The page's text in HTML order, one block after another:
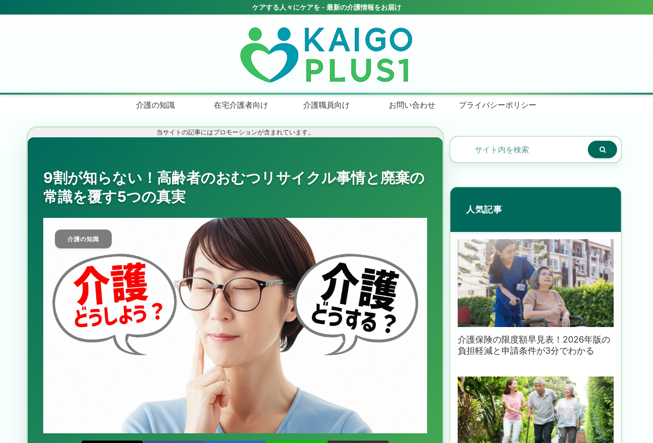
介護の知識 在宅介護者向け 介護職員向け お問い合わせ プライバシーポリシー
当サイトの記事にはプロモーションが含まれています。
9割が知らない！高齢者のおむつリサイクル事情と廃棄の
常識を覆す5つの真実
介護の知識
人気記事
介護保険の限度額早見表！2026年版の
負担軽減と申請条件が3分でわかる